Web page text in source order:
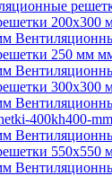
200х300
250 мм
300х300
400kh400-mm
550х550